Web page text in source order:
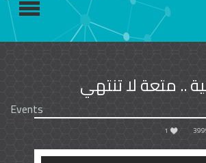
.. متعة لا تنتهي
Events
1